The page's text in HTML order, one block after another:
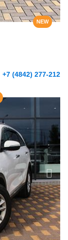
NEW
+7 (4842) 277-212